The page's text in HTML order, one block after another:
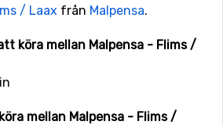
/ Laax från Malpensa.
köra mellan Malpensa - Flims /
mellan Malpensa - Flims /